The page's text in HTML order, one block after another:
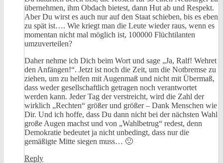
übernehmen, ihm Obdach bietest, dann Hut ab und Respekt.
Aber Du wirst es auch nur auf den Staat schieben, bis es eben
zu spät ist…. Wie kriegt man die Leute wieder raus, wenn es
momentan nicht mal möglich ist, 100000 Flüchtilanten
umzuverteilen?
Daher nehme ich Dich beim Wort und sage „Ja, Ralf! Wehret
den Anfängen!“. Jetzt ist noch die Zeit, um die Notbremse zu
ziehen, um zu helfen mit Augenmaß und nicht mit Übermaß,
dass weder gesellschaftlich getragen noch verantwortet
werden kann. Jeder Tag der verstreicht, wird die Zahl der
wirklich „Rechten“ größer und größer – Dank Menschen wie
Dir. Und ich hoffe, dass Du dann nicht bei der nächsten Wahl
große Augen machst und von „Wahlbetrug“ redest, denn
Demokratie bedeutet ja nicht unbedingt, dass nur die
gemäßigte Mitte siegen muss… 🙁
Reply